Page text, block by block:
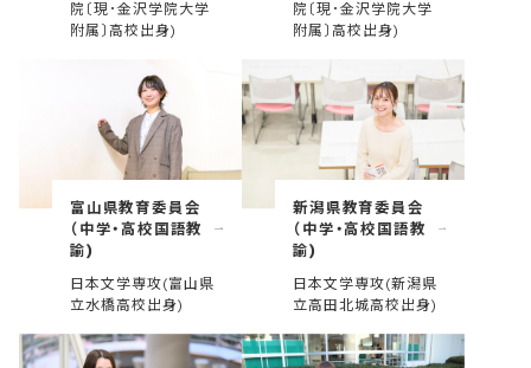
院〔現･金沢学院大学
附属〕高校出身)
院〔現･金沢学院大学
附属〕高校出身)
富山県教育委員会
（中学・高校国語教
諭)
日本文学専攻(富山県
立水橋高校出身)
新潟県教育委員会
（中学・高校国語教
諭)
日本文学専攻(新潟県
立高田北城高校出身)